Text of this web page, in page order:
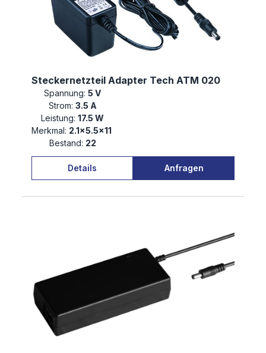
Steckernetzteil Adapter Tech ATM 020
Spannung: 5 V
Strom: 3.5 A
Leistung: 17.5 W
Merkmal: 2.1×5.5×11
Bestand: 22
Details Anfragen